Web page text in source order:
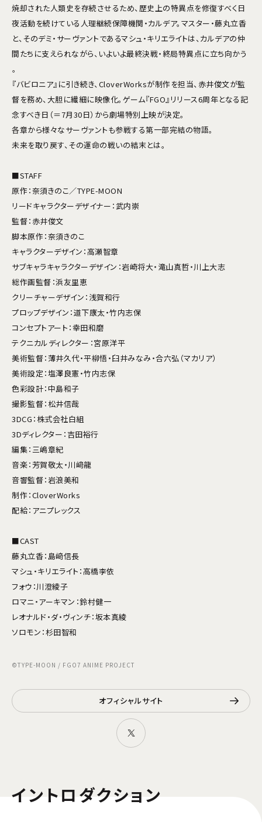
焼却された人類史を存続させるため、歴史上の特異点を修復すべく日
夜活動を続けている人理継続保障機関・カルデア。マスター・藤丸立香
と、そのデミ・サーヴァントであるマシュ・キリエライトは、カルデアの仲
間たちに支えられながら、いよいよ最終決戦・終局特異点に立ち向かう
――。
『バビロニア』に引き続き、CloverWorksが制作を担当、赤井俊文が監
督を務め、大胆に繊細に映像化。ゲーム『FGO』リリース6周年となる記
念すべき日（＝7月30日）から劇場特別上映が決定。
各章から様々なサーヴァントも参戦する第一部完結の物語。
未来を取り戻す、その運命の戦いの結末とは――。
■STAFF
原作：奈須きのこ／TYPE-MOON
リードキャラクターデザイナー：武内崇
監督：赤井俊文
脚本原作：奈須きのこ
キャラクターデザイン：高瀬智章
サブキャラキャラクターデザイン：岩崎将大・滝山真哲・川上大志
総作画監督：浜友里恵
クリーチャーデザイン：浅賀和行
プロップデザイン：道下康太・竹内志保
コンセプトアート：幸田和磨
テクニカルディレクター：宮原洋平
美術監督：薄井久代・平柳悟・臼井みなみ・合六弘（マカリア）
美術設定：塩澤良憲・竹内志保
色彩設計：中島和子
撮影監督：松井信哉
3DCG：株式会社白組
3Dディレクター：吉田裕行
編集：三嶋章紀
音楽：芳賀敬太・川﨑龍
音響監督：岩浪美和
制作：CloverWorks
配給：アニプレックス
■CAST
藤丸立香：島﨑信長
マシュ・キリエライト：高橋李依
フォウ：川澄綾子
ロマニ・アーキマン：鈴村健一
レオナルド・ダ・ヴィンチ：坂本真綾
ソロモン：杉田智和
©TYPE-MOON / FGO7 ANIME PROJECT
オフィシャルサイト
イントロダクション